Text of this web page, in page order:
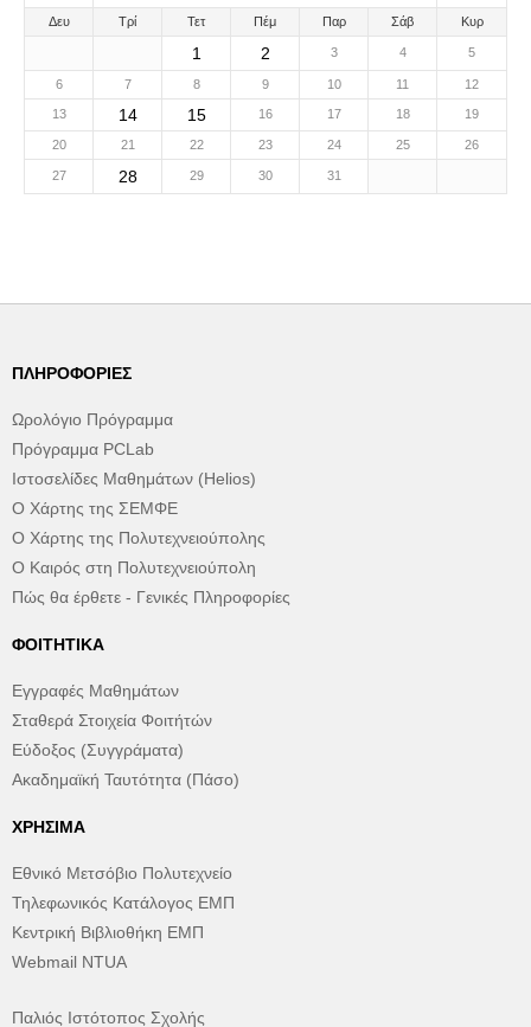
Δευ Τρί Τετ Πέμ Παρ Σάβ Κυρ
1 2 3 4 5
6 7 8 9 10 11 12
13 14 15 16 17 18 19
20 21 22 23 24 25 26
27 28 29 30 31
ΠΛΗΡΟΦΟΡΊΕΣ
Ωρολόγιο Πρόγραμμα
Πρόγραμμα PCLab
Ιστοσελίδες Μαθημάτων (Helios)
Ο Χάρτης της ΣΕΜΦΕ
Ο Χάρτης της Πολυτεχνειούπολης
Ο Καιρός στη Πολυτεχνειούπολη
Πώς θα έρθετε - Γενικές Πληροφορίες
ΦΟΙΤΗΤΙΚΆ
Εγγραφές Μαθημάτων
Σταθερά Στοιχεία Φοιτήτών
Εύδοξος (Συγγράματα)
Ακαδημαϊκή Ταυτότητα (Πάσο)
ΧΡΉΣΙΜΑ
Εθνικό Μετσόβιο Πολυτεχνείο
Τηλεφωνικός Κατάλογος ΕΜΠ
Κεντρική Βιβλιοθήκη ΕΜΠ
Webmail NTUA
Παλιός Ιστότοπος Σχολής